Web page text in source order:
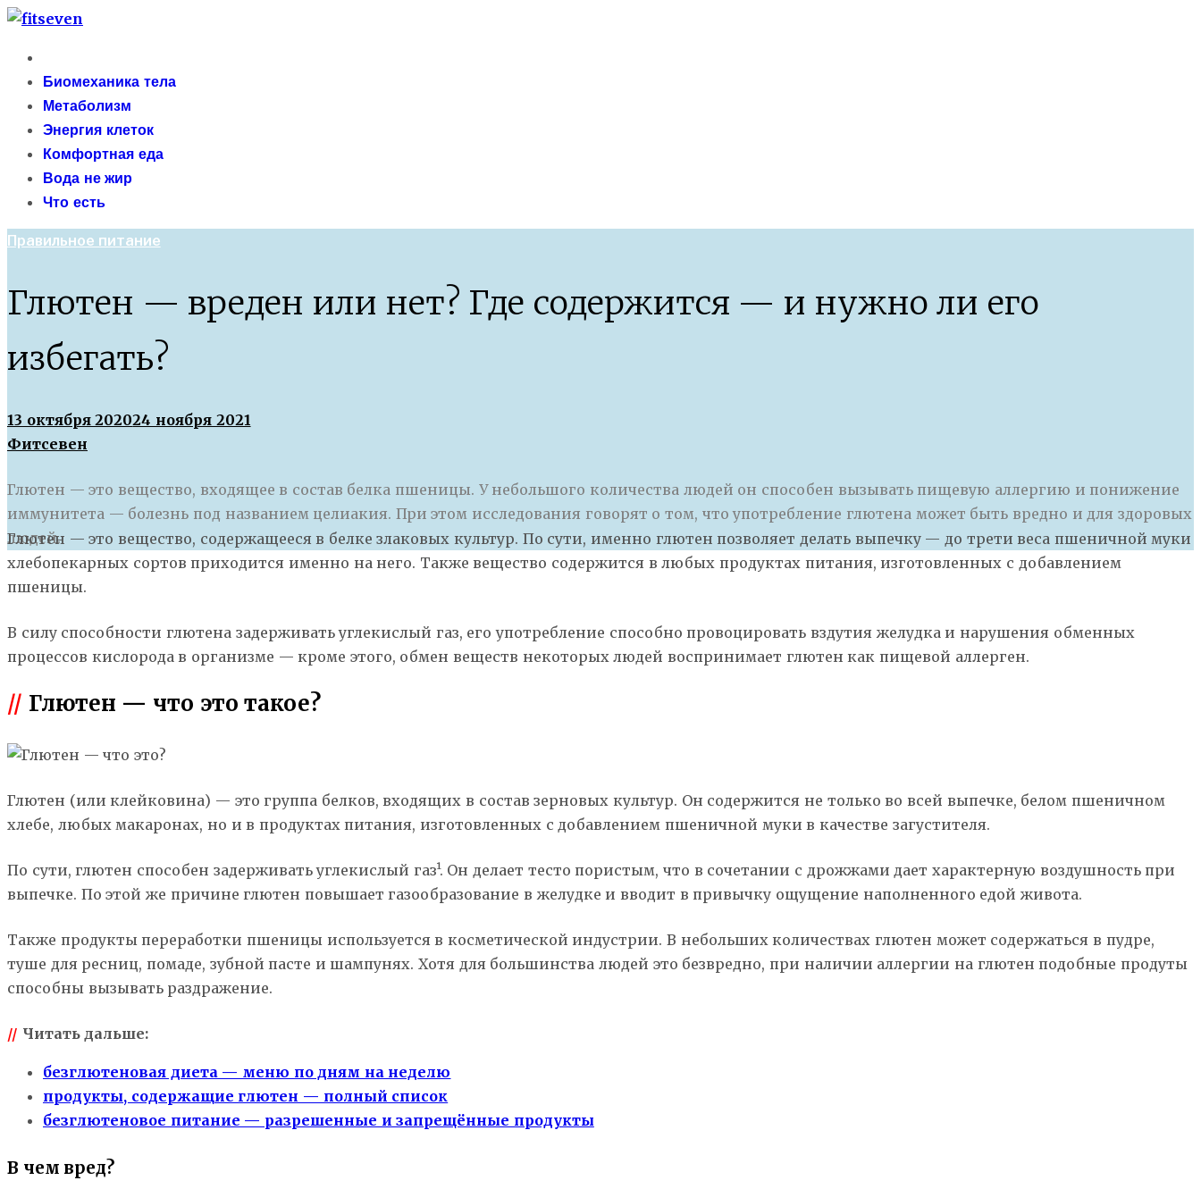
Skip
content
сайт о метаболизме и энергетической адаптации организма после 40 лет
Primary
MenuБиомеханика тела
Метаболизм
Энергия клеток
Комфортная еда
Вода не жир
Что есть
Правильное питание
Глютен — вреден или нет? Где содержится — и нужно ли его
избегать?
13 октября 202024 ноября 2021
Фитсевен
Глютен — это вещество, входящее в состав белка пшеницы. У небольшого количества людей он способен вызывать пищевую аллергию и понижение
иммунитета — болезнь под названием целиакия. При этом исследования говорят о том, что употребление глютена может быть вредно и для здоровых
людей.
Глютен — это вещество, содержащееся в белке злаковых культур. По сути, именно глютен позволяет делать выпечку — до трети веса пшеничной муки
хлебопекарных сортов приходится именно на него. Также вещество содержится в любых продуктах питания, изготовленных с добавлением
пшеницы.
В силу способности глютена задерживать углекислый газ, его употребление способно провоцировать вздутия желудка и нарушения обменных
процессов кислорода в организме — кроме этого, обмен веществ некоторых людей воспринимает глютен как пищевой аллерген.
// Глютен — что это такое?
Глютен (или клейковина) — это группа белков, входящих в состав зерновых культур. Он содержится не только во всей выпечке, белом пшеничном
хлебе, любых макаронах, но и в продуктах питания, изготовленных с добавлением пшеничной муки в качестве загустителя.
По сути, глютен способен задерживать углекислый газ¹. Он делает тесто пористым, что в сочетании с дрожжами дает характерную воздушность при
выпечке. По этой же причине глютен повышает газообразование в желудке и вводит в привычку ощущение наполненного едой живота.
Также продукты переработки пшеницы используется в косметической индустрии. В небольших количествах глютен может содержаться в пудре,
туше для ресниц, помаде, зубной пасте и шампунях. Хотя для большинства людей это безвредно, при наличии аллергии на глютен подобные продуты
способны вызывать раздражение.
// Читать дальше:
безглютеновая диета — меню по дням на неделю
продукты, содержащие глютен — полный список
безглютеновое питание — разрешенные и запрещённые продукты
В чем вред?